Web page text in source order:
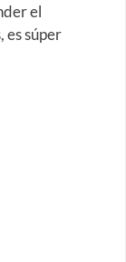
el
es súper